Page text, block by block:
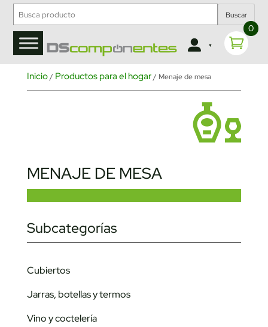
Buscar
0
Inicio/ Productos para el hogar/ Menaje de mesa
MENAJE DE MESA
Subcategorías
Cubiertos
Jarras, botellas y termos
Vino y coctelería